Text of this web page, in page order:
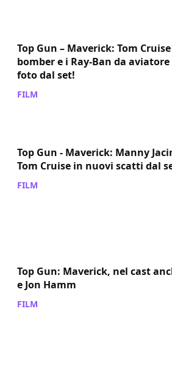
Top Gun – Maverick: Tom
bomber e i Ray-Ban da
foto dal set!
FILM
Top Gun - Maverick: Manny
Tom Cruise in nuovi scatti dal
FILM
Top Gun: Maverick, nel cast
e Jon Hamm
FILM